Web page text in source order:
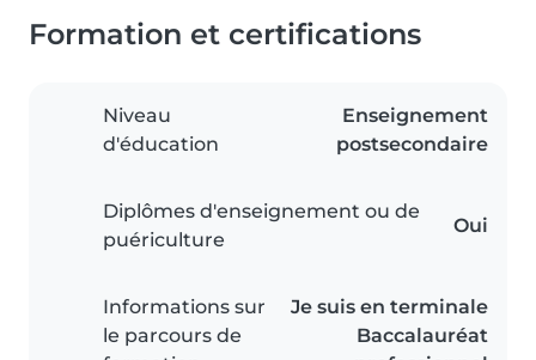
Formation et certifications
Niveau
d'éducation
Enseignement
postsecondaire
Diplômes d'enseignement ou de
puériculture
Oui
Informations sur
le parcours de
Je suis en terminale
Baccalauréat